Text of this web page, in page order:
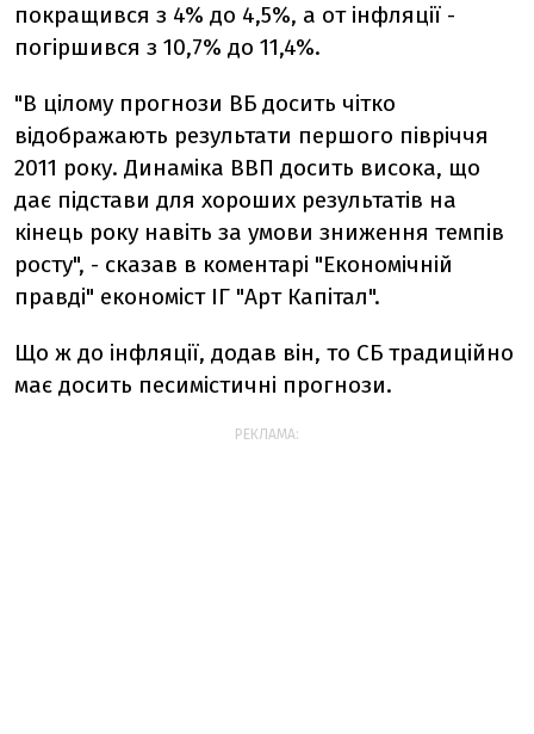
покращився з 4% до 4,5%, а от інфляції -
погіршився з 10,7% до 11,4%.
"В цілому прогнози ВБ досить чітко
відображають результати першого півріччя
2011 року. Динаміка ВВП досить висока, що
дає підстави для хороших результатів на
кінець року навіть за умови зниження темпів
росту", - сказав в коментарі "Економічній
правді" економіст ІГ "Арт Капітал".
Що ж до інфляції, додав він, то СБ традиційно
має досить песимістичні прогнози.
РЕКЛАМА: